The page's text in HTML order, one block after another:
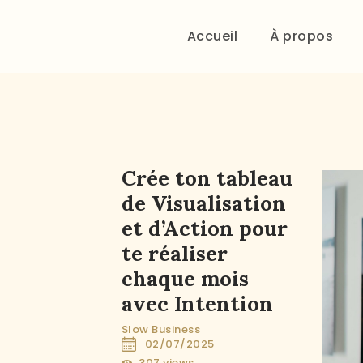
Accueil À propos
Crée ton tableau
de Visualisation
et d’Action pour
te réaliser
chaque mois
avec Intention
Slow Business
02/07/2025